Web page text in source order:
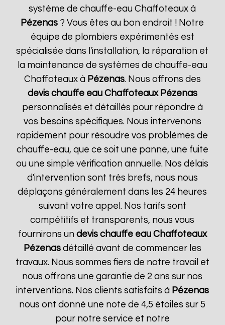
système de chauffe-eau Chaffoteaux à
Pézenas ? Vous êtes au bon endroit ! Notre
équipe de plombiers expérimentés est
spécialisée dans l'installation, la réparation et
la maintenance de systèmes de chauffe-eau
Chaffoteaux à Pézenas. Nous offrons des
devis chauffe eau Chaffoteaux Pézenas
personnalisés et détaillés pour répondre à
vos besoins spécifiques. Nous intervenons
rapidement pour résoudre vos problèmes de
chauffe-eau, que ce soit une panne, une fuite
ou une simple vérification annuelle. Nos délais
d'intervention sont très brefs, nous nous
déplaçons généralement dans les 24 heures
suivant votre appel. Nos tarifs sont
compétitifs et transparents, nous vous
fournirons un devis chauffe eau Chaffoteaux
Pézenasdétaillé avant de commencer les
travaux. Nous sommes fiers de notre travail et
nous offrons une garantie de 2 ans sur nos
interventions. Nos clients satisfaits à Pézenas
nous ont donné une note de 4,5 étoiles sur 5
pour notre service et notre